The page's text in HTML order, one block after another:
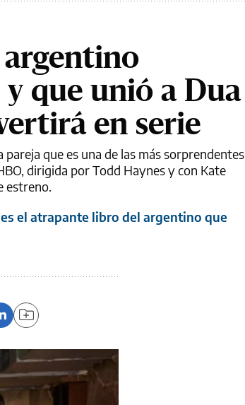
que unió a Dua
en serie
que es una de las más sorprendentes
dirigida por Todd Haynes y con Kate
estreno.
el atrapante libro del argentino que